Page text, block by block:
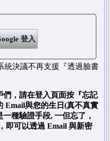
登入
統決議不再支援『透過臉書
們，請在登入頁面按『忘記
Email與您的生日(真不真實
種驗證手段, 一但忘了，
即可以透過 Email 與新密